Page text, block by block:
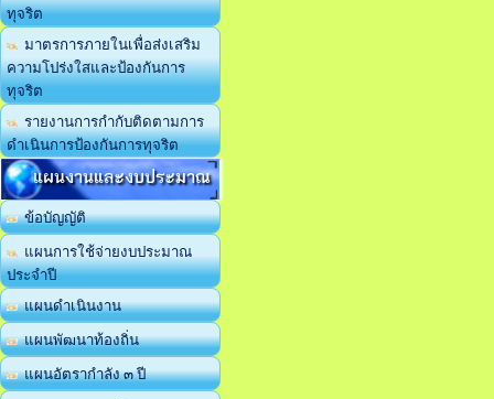
ทุจริต
มาตรการภายในเพื่อส่งเสริม
ความโปร่งใสและป้องกันการ
ทุจริต
รายงานการกำกับติดตามการ
ดำเนินการป้องกันการทุจริต
แผนงานและงบประมาณ
ข้อบัญญัติ
แผนการใช้จ่ายงบประมาณ
ประจำปี
แผนดำเนินงาน
แผนพัฒนาท้องถิ่น
แผนอัตรากำลัง ๓ ปี